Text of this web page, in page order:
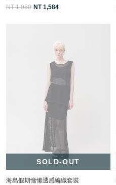
NT 1,980 NT 1,584
SOLD-OUT
海島假期慵懶透感編織套裝